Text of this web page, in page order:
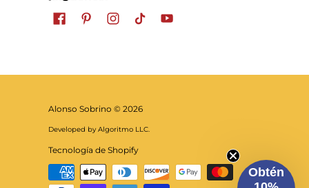
Alonso Sobrino © 2026
Developed by Algoritmo LLC.
Tecnología de Shopify
Obtén